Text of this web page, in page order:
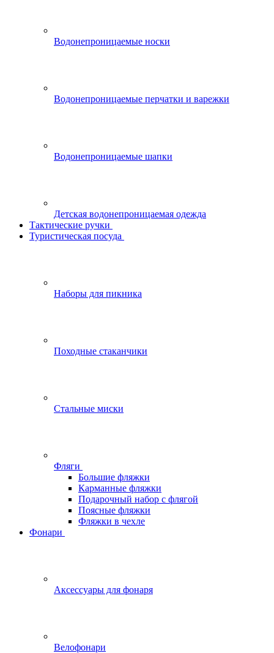
Водонепроницаемые носки
Водонепроницаемые перчатки и варежки
Водонепроницаемые шапки
Детская водонепроницаемая одежда
Тактические ручки
Туристическая посуда
Наборы для пикника
Походные стаканчики
Стальные миски
Фляги
Большие фляжки
Карманные фляжки
Подарочный набор с флягой
Поясные фляжки
Фляжки в чехле
Фонари
Аксессуары для фонаря
Велофонари